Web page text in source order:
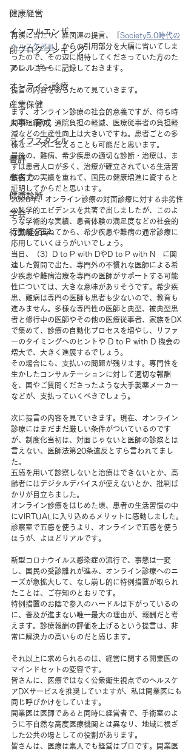
健康経営
インフルエンザ
前ブログランキング
アレルギー
オンライン診療
産業保健
人事・育成
ライフスタイル
書評
患者力
健康診断
学会
行動経済学
再演に当たり、経団連の提言、「 Society5.0時代の
ヘルスケアⅢ 」からの引用部分を大幅に省いてしま
ったので、その辺に期待してくださっていた方のた
めに、こちらに記録しておきます。
提言の内容をあらためて見ていきます。
まず、オンライン診療の社会的意義ですが、待ち時
間の短縮や、通院負担の軽減、医療従事者の負担軽
減などの生産性向上は大きいですね。患者ごとの多
様なニーズに答えることも可能だと思います。
最後の、難病、希少疾患の適切な診断・治療は、ま
ずは患者人口が多く、治療が確立されている生活習
慣病での実績を重ねて、国民の健康増進に資すると
証明してからだと思います。
2020年、オンライン診療の対面診療に対する非劣性
の科学的エビデンスを共著で出しましたが、このよ
うな学術的な実績、患者体験の満足度などの社会的
な実績を重ねてから、希少疾患や難病の通常診療に
応用していくほうがいいでしょう。
当日、（3）D to P with DやD to P with N　に関
連した質問で出た、専門外の不慣れな医師による希
少疾患や難病治療を専門の医師がサポートする可能
性については、大きな意味がありそうです。希少疾
患、難病は専門の医師も患者も少ないので、教育も
進みません。多様な専門性の医師と典型、被典型患
者と修行中の医師やその他の医療従事者、家族をDX
で集めて、診療の自動化プロセスを増やし、リファ
ーのタイミングへのヒントや D to P with D 機会の
増大で、大きく進展するでしょう。
その場合にも、支払いの問題が残ります。専門性を
生かしたコンサルテーションに対して適切な報酬
を、国やご質問くださったような大手製薬メーカー
などが、支払っていくべきでしょう。
次に提言の内容を見ていきます。現在、オンライン
診療にはまだまだ厳しい条件がついているのです
が、制度化当初は、対面じゃないと医師の診察とは
言えない、医師法第20条違反とすら言われてまし
た。
五感を用いて診察しないと治療はできないとか、高
齢者にはデジタルデバイスが使えないとか、批判ば
かりが目立ちました。
オンライン診療をはじめた頃、患者の生活習慣の中
にVIRTUALに入り込めるメリットに感動しました。
診察室で五感を使うより、オンラインで五感を使う
ほうが、よほどリアルです。
新型コロナウイルス感染症の流行で、事態は一変
し、国民の受診離れが進み、オンライン診療へのニ
ーズが急拡大して、なし崩し的に特例措置が取られ
たことは、ご存知のとおりです。
特例措置のお陰で参入のハードルは下がっているの
に、普及が進まない唯一最大の理由が、報酬だと考
えます。診療報酬の評価を上げるという提言は、非
常に解決力の高いものだと感じます。
それ以上に求められるのは、経営に関する開業医の
マインドセットの変容です。
皆さんに、医療ではなく公衆衛生視点でのヘルスケ
アDXサービスを推奨していますが、私は開業医にも
同じ呼びかけをしています。
開業医は医師であると同時に経営者で、手術室のよ
うに不自然な高度医療機関とは異なり、地域に根ざ
した公共の場としての役割があります。
皆さんは、医療は素人でも経営はプロです。開業医